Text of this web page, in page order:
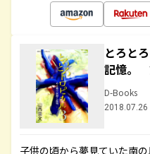
とろと
記憶。
D-Books
2018.07.26
子供の頃から夢見ていた南